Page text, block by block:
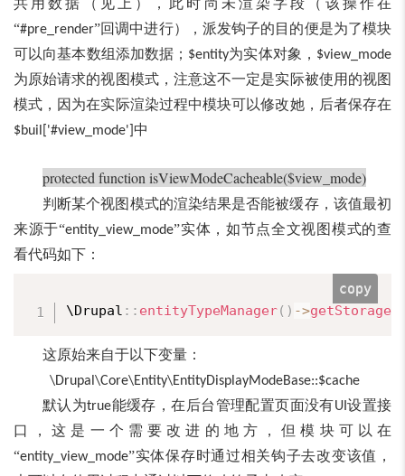
“#pre_render”回调中进行），派发钩子的目的便是为了模块
可以向基本数组添加数据； $entity为实体对象， $view_mode
为原始请求的视图模式，注意这不一定是实际被使用的视图
模式，因为在实际渲染过程中模块可以修改她，后者保存在
$buil['#view_mode'] 中
protected function isViewModeCacheable($view_mode)
判断某个视图模式的渲染结果是否能被缓存，该值最初
来源于“entity_view_mode”实体，如节点全文视图模式的查
看代码如下：
\Drupal : : entityTypeManager( ) ->getStorage
copy
这原始来自于以下变量：
\Drupal\Core\Entity\EntityDisplayModeBase::$cache
默认为true能缓存，在后台管理配置页面没有UI设置接
口，这是一个需要改进的地方，但模块可以在
“entity_view_mode”实体保存时通过相关钩子去改变该值，